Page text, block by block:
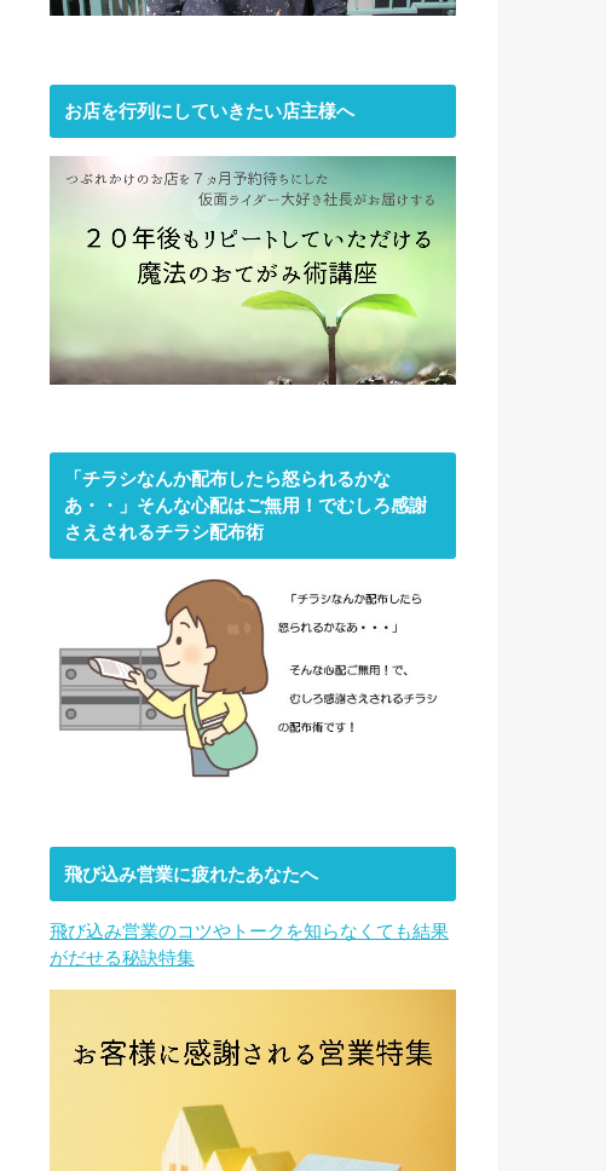
お店を行列にしていきたい店主様へ
「チラシなんか配布したら怒られるかな
あ・・」そんな心配はご無用！でむしろ感謝
さえされるチラシ配布術
飛び込み営業に疲れたあなたへ
飛び込み営業のコツやトークを知らなくても結果
がだせる秘訣特集